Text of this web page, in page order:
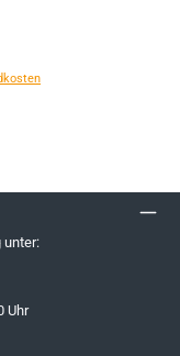
unter:
Uhr